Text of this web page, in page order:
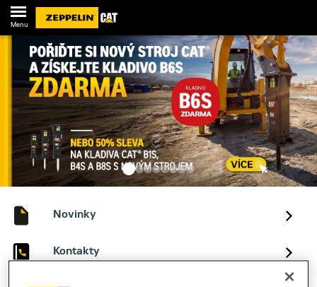
Menu
Novinky
Kontakty